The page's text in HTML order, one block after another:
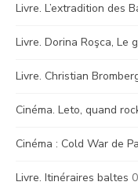
Livre. L’extradition des
Livre. Dorina Roşca, Le
Livre. Christian
Cinéma. Leto, quand
Cinéma : Cold War de
Livre. Itinéraires baltes